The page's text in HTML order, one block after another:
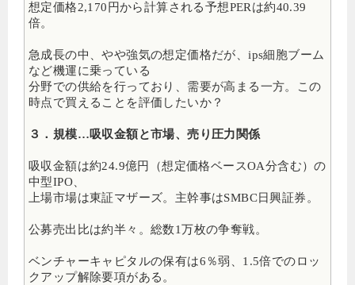
想定価格2,170円から計算される予想PERは約40.39
倍。
急成長の中、やや強気の想定価格だが、ips細胞ブーム
など機運に乗っている
分野での供給を行っており、需要が高まる一方。この
時点で買えることを評価したいか？
３．規模…吸収金額と市場、売り圧力関係
吸収金額は約24.9億円（想定価格ベースOA分含む）の
中型IPO、
上場市場は東証マザーズ。主幹事はSMBC日興証券。
公募売出比は約半々。総数1万枚の争奪戦。
ベンチャーキャピタルの保有は6％弱、1.5倍でのロッ
クアップ解除要項がある。